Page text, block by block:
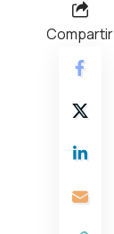
Compartir